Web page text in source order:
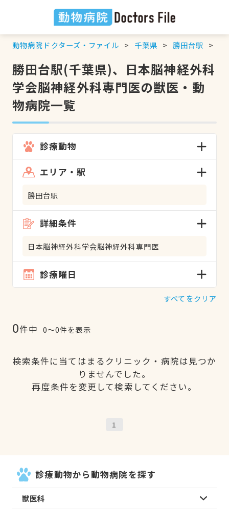
動物病院ドクターズ・ファイル 千葉県 勝田台駅
勝田台駅(千葉県)、日本脳神経外科
学会脳神経外科専門医の獣医・動
物病院一覧
診療動物
エリア・駅
勝田台駅
詳細条件
日本脳神経外科学会脳神経外科専門医
診療曜日
すべてをクリア
0件中 0〜0件を表示
検索条件に当てはまるクリニック・病院は見つか
りませんでした。
再度条件を変更して検索してください。
1
診療動物から動物病院を探す
獣医科